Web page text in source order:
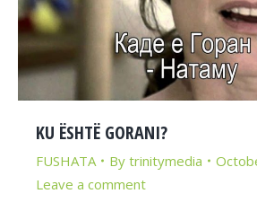
KU ËSHTË GORANI?
FUSHATA By trinitymedia
Leave a comment